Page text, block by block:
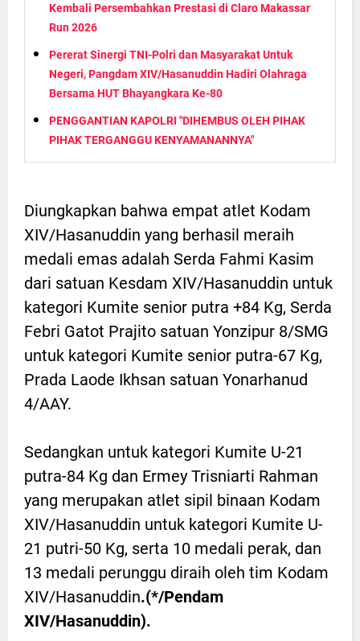
Kembali Persembahkan Prestasi di Claro Makassar
Run 2026
Pererat Sinergi TNI-Polri dan Masyarakat Untuk
Negeri, Pangdam XIV/Hasanuddin Hadiri Olahraga
Bersama HUT Bhayangkara Ke-80
PENGGANTIAN KAPOLRI "DIHEMBUS OLEH PIHAK
PIHAK TERGANGGU KENYAMANANNYA"
Diungkapkan bahwa empat atlet Kodam
XIV/Hasanuddin yang berhasil meraih
medali emas adalah Serda Fahmi Kasim
dari satuan Kesdam XIV/Hasanuddin untuk
kategori Kumite senior putra +84 Kg, Serda
Febri Gatot Prajito satuan Yonzipur 8/SMG
untuk kategori Kumite senior putra-67 Kg,
Prada Laode Ikhsan satuan Yonarhanud
4/AAY.
Sedangkan untuk kategori Kumite U-21
putra-84 Kg dan Ermey Trisniarti Rahman
yang merupakan atlet sipil binaan Kodam
XIV/Hasanuddin untuk kategori Kumite U-
21 putri-50 Kg, serta 10 medali perak, dan
13 medali perunggu diraih oleh tim Kodam
XIV/Hasanuddin.(*/Pendam
XIV/Hasanuddin).